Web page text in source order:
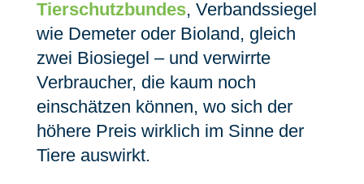
Tierschutzbundes, Verbandssiegel
wie Demeter oder Bioland, gleich
zwei Biosiegel – und verwirrte
Verbraucher, die kaum noch
einschätzen können, wo sich der
höhere Preis wirklich im Sinne der
Tiere auswirkt.